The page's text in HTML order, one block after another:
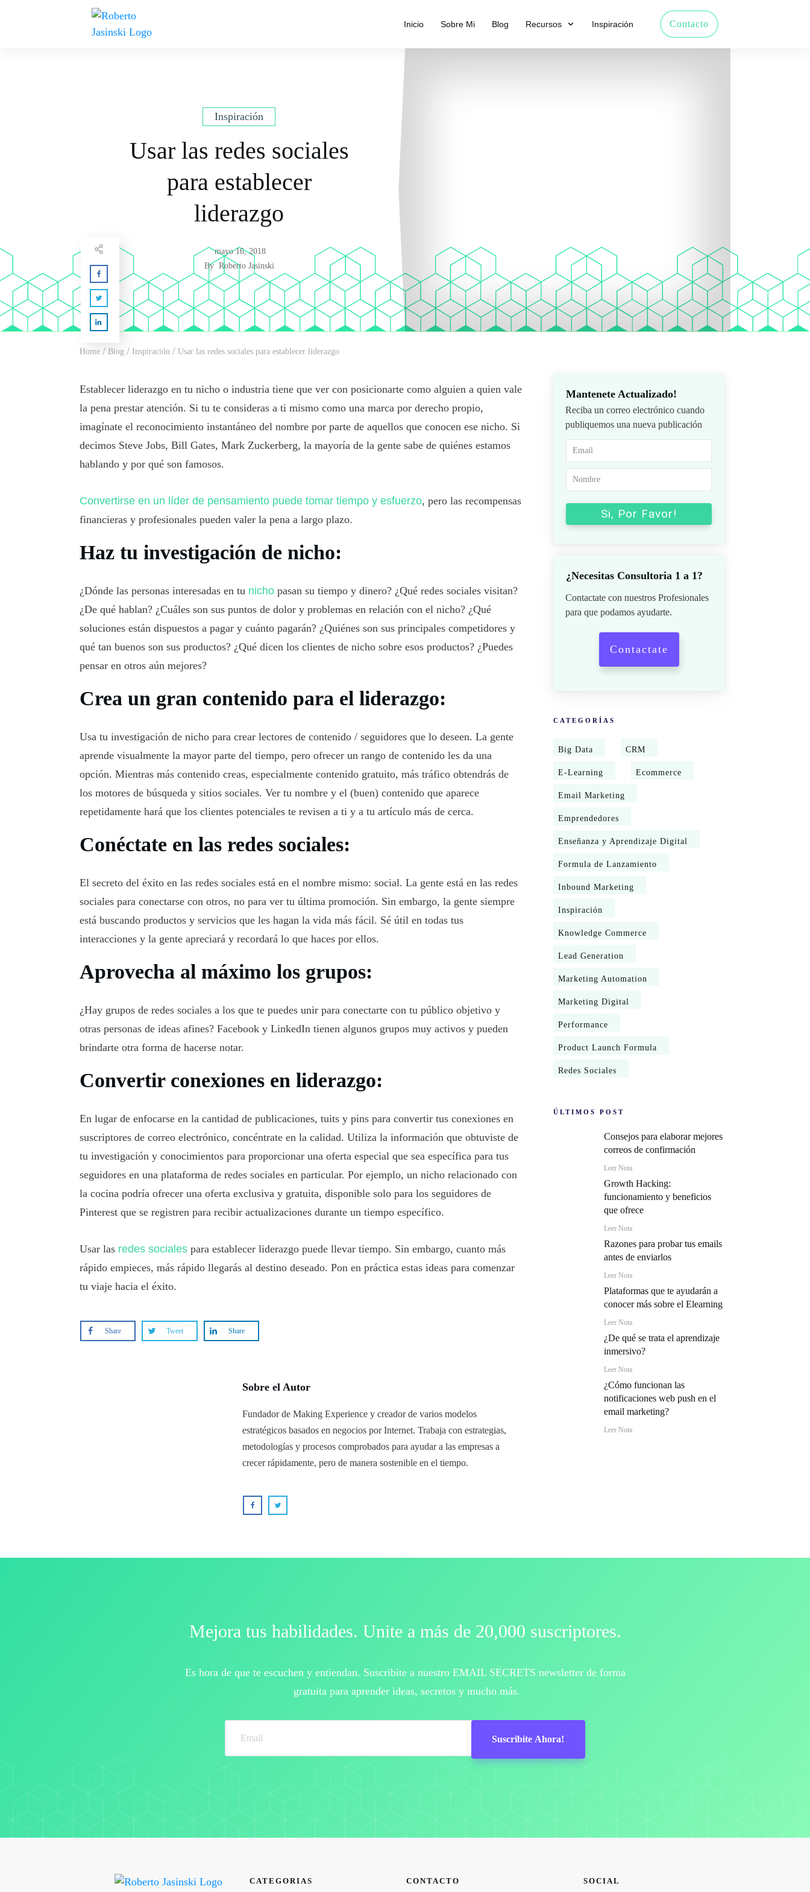
Inicio Sobre Mi Blog Recursos Inspiración Contacto
Inspiración
Usar las redes sociales
para establecer
liderazgo
mayo 16, 2018
By Roberto Jasinski
Home / Blog / Inspiración / Usar las redes sociales para establecer liderazgo
Establecer liderazgo en tu nicho o industria tiene que ver con posicionarte como alguien a quien vale
la pena prestar atención. Si tu te consideras a ti mismo como una marca por derecho propio,
imagínate el reconocimiento instantáneo del nombre por parte de aquellos que conocen ese nicho. Si
decimos Steve Jobs, Bill Gates, Mark Zuckerberg, la mayoría de la gente sabe de quiénes estamos
hablando y por qué son famosos.
Convertirse en un líder de pensamiento puede tomar tiempo y esfuerzo, pero las recompensas
financieras y profesionales pueden valer la pena a largo plazo.
Haz tu investigación de nicho:
¿Dónde las personas interesadas en tu nicho pasan su tiempo y dinero? ¿Qué redes sociales visitan?
¿De qué hablan? ¿Cuáles son sus puntos de dolor y problemas en relación con el nicho? ¿Qué
soluciones están dispuestos a pagar y cuánto pagarán? ¿Quiénes son sus principales competidores y
qué tan buenos son sus productos? ¿Qué dicen los clientes de nicho sobre esos productos? ¿Puedes
pensar en otros aún mejores?
Crea un gran contenido para el liderazgo:
Usa tu investigación de nicho para crear lectores de contenido / seguidores que lo deseen. La gente
aprende visualmente la mayor parte del tiempo, pero ofrecer un rango de contenido les da una
opción. Mientras más contenido creas, especialmente contenido gratuito, más tráfico obtendrás de
los motores de búsqueda y sitios sociales. Ver tu nombre y el (buen) contenido que aparece
repetidamente hará que los clientes potenciales te revisen a ti y a tu artículo más de cerca.
Conéctate en las redes sociales:
El secreto del éxito en las redes sociales está en el nombre mismo: social. La gente está en las redes
sociales para conectarse con otros, no para ver tu última promoción. Sin embargo, la gente siempre
está buscando productos y servicios que les hagan la vida más fácil. Sé útil en todas tus
interacciones y la gente apreciará y recordará lo que haces por ellos.
Aprovecha al máximo los grupos:
¿Hay grupos de redes sociales a los que te puedes unir para conectarte con tu público objetivo y
otras personas de ideas afines? Facebook y LinkedIn tienen algunos grupos muy activos y pueden
brindarte otra forma de hacerse notar.
Convertir conexiones en liderazgo:
En lugar de enfocarse en la cantidad de publicaciones, tuits y pins para convertir tus conexiones en
suscriptores de correo electrónico, concéntrate en la calidad. Utiliza la información que obtuviste de
tu investigación y conocimientos para proporcionar una oferta especial que sea específica para tus
seguidores en una plataforma de redes sociales en particular. Por ejemplo, un nicho relacionado con
la cocina podría ofrecer una oferta exclusiva y gratuita, disponible solo para los seguidores de
Pinterest que se registren para recibir actualizaciones durante un tiempo específico.
Usar las redes sociales para establecer liderazgo puede llevar tiempo. Sin embargo, cuanto más
rápido empieces, más rápido llegarás al destino deseado. Pon en práctica estas ideas para comenzar
tu viaje hacia el éxito.
Share Tweet Share
Sobre el Autor
Fundador de Making Experience y creador de varios modelos
estratégicos basados en negocios por Internet. Trabaja con estrategias,
metodologías y procesos comprobados para ayudar a las empresas a
crecer rápidamente, pero de manera sostenible en el tiempo.
Mantenete Actualizado!
Reciba un correo electrónico cuando
publiquemos una nueva publicación
Si, Por Favor!
¿Necesitas Consultoria 1 a 1?
Contactate con nuestros Profesionales
para que podamos ayudarte.
Contactate
CATEGORÍAS
Big Data CRM
E-Learning Ecommerce
Email Marketing
Emprendedores
Enseñanza y Aprendizaje Digital
Formula de Lanzamiento
Inbound Marketing
Inspiración
Knowledge Commerce
Lead Generation
Marketing Automation
Marketing Digital
Performance
Product Launch Formula
Redes Sociales
ÚLTIMOS POST
Consejos para elaborar mejores
correos de confirmación
Leer Nota
Growth Hacking:
funcionamiento y beneficios
que ofrece
Leer Nota
Razones para probar tus emails
antes de enviarlos
Leer Nota
Plataformas que te ayudarán a
conocer más sobre el Elearning
Leer Nota
¿De qué se trata el aprendizaje
inmersivo?
Leer Nota
¿Cómo funcionan las
notificaciones web push en el
email marketing?
Leer Nota
Mejora tus habilidades. Unite a más de 20,000 suscriptores.
Es hora de que te escuchen y entiendan. Suscribite a nuestro EMAIL SECRETS newsletter de forma
gratuita para aprender ideas, secretos y mucho más.
Suscribite Ahora!
CATEGORIAS CONTACTO SOCIAL